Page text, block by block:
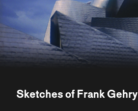
Sketches of Frank Gehry